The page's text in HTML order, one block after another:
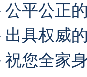
公平公正
具权威
您全家